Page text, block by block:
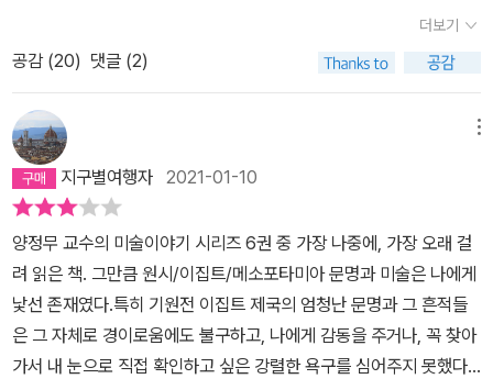
람이 질문을 하는 것처럼, 중간중간 질문도 들어가 있었단다. 문답식
의강의체로 책이 구성되어 있어서 읽으면 미술사 강의를 듣는 기분이
읽지는 못해도 천천히라도 다 읽을 것 같아.1. 1권에서는 1권답게 미
술의 시작에 관한 이야기를 하고 있단다. 그리고 국사 시간에 무심히
공부했던 주먹도끼와 빗살무늬토기가 사실은 미술이 포함된 하나의
작품이라고 하더구나. 그냥 도끼와 그릇을 만든 것이 아니라 아름다
움을 내려고 임의의 모양으로 만들었다는 거야. 주먹도끼는 일부로
대칭으로 만들었고, 빗살무늬토기는 복잡하게시리빗살무늬를 넣었다
는 것은 그 옛날 사람들도 미술을 시도했음을 이야기하는 것이라고
했어. 그렇듯 인류의역사와 미술은 함께 시작했다고 생각하면 되겠구
나.…그리고 좀더 미술의 시작이라고 하면보통 동굴벽화를 생각할 것
고 나니 이런 책은 대출이 아니라 소장용이겠다 확신이 들어 이미 읽
은 두 권 포함해서 여섯 권 모두 구입을 했다. 옆에 끼고 있다는 느긋
함 때문일까. 가까이에 여섯권 주루룩 꽂아두고서 눈으로만 행복할뿐
실제로 읽는 것은 한동안 못하고 있다가 이제서 다시 읽기 시작한 것
은 근래이다.1권 원시, 이집트, 메소포타미아 문명과 미술편영국 박물
관에 두어 차례 가서 느낀 것은, 정확하진 않지만 이 박물관 소장품의
반은 그리스 로마 미술품과 더불어 원시, 이집트 미술품, 아시리아를
비롯한 메소포타미아 미술품이 아닐까 하는 것이었다. 그게 그것 같
은, 내가 잘 모르는 분야라서 더 그렇게 느꼈는지 모르지만 들어가서
바로 처음 눈에 들어오는 로제타스톤 부터 시작해서 방문객들이 모여
있는 미라, 이집트에서 끌어다모셔놓은 신전, 무덤벽화, 람세스 2세
석조상, 파피루스, 이 그림은 2018년 영국박물관에서 구입한 아래 책
더보기
공감 (20) 댓글 (2)
지구별여행자 2021-01-10
양정무 교수의 미술이야기 시리즈 6권 중 가장 나중에, 가장 오래 걸
려 읽은 책. 그만큼 원시/이집트/메소포타미아 문명과 미술은 나에게
낯선 존재였다.특히 기원전 이집트 제국의 엄청난 문명과 그 흔적들
은 그 자체로 경이로움에도 불구하고, 나에게 감동을 주거나, 꼭 찾아
가서 내 눈으로 직접 확인하고 싶은 강렬한 욕구를 심어주지 못했다.